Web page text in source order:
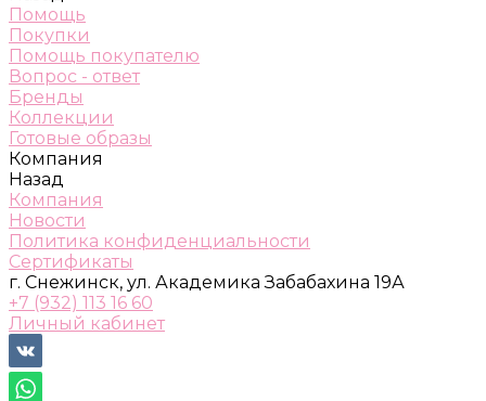
Помощь
Покупки
Помощь покупателю
Вопрос - ответ
Бренды
Коллекции
Готовые образы
Компания
Назад
Компания
Новости
Политика конфиденциальности
Сертификаты
г. Снежинск, ул. Академика Забабахина 19А
+7 (932) 113 16 60
Личный кабинет